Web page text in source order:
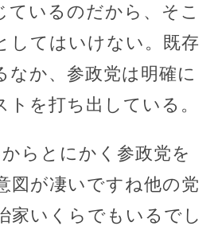
ているのだから、そこ
してはいけない。既存
なか、参政党は明確に
トを打ち出している。
らとにかく参政党を
図が凄いですね他の党
家いくらでもいるでし